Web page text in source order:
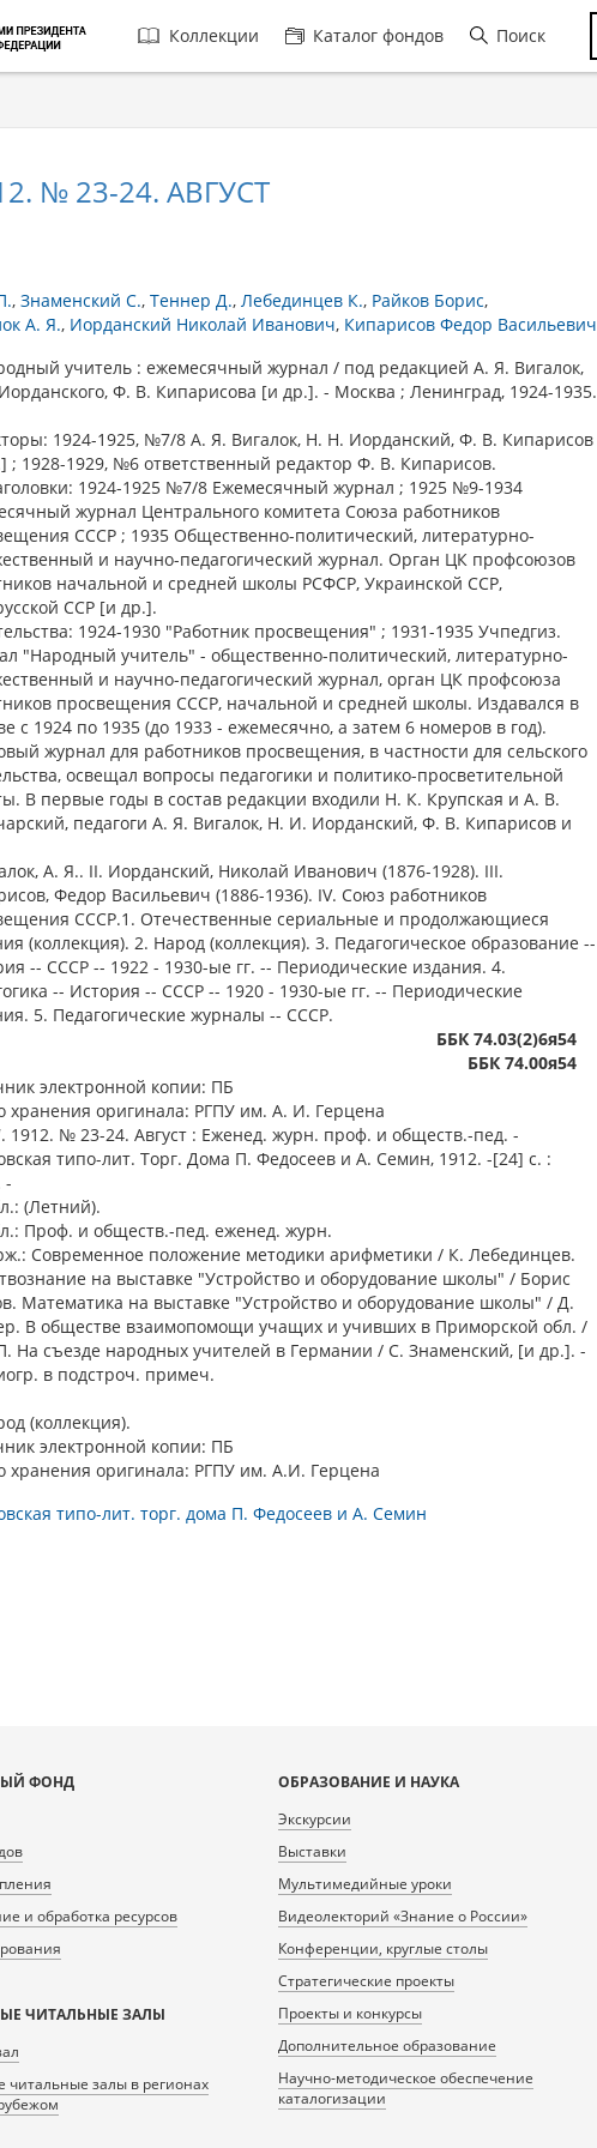
Главная
навигация
Коллекции Каталог фондов Поиск
№ 23-24. АВГУСТ
Знаменский С. Теннер Д. Лебединцев К. Райков Борис
А. Я. Иорданский Николай Иванович Кипарисов Федор Васильевич
учитель : ежемесячный журнал / под редакцией А. Я. Вигалок,
Ф. В. Кипарисова [и др.]. - Москва ; Ленинград, 1924-1935.
1924-1925, №7/8 А. Я. Вигалок, Н. Н. Иорданский, Ф. В. Кипарисов
; 1928-1929, №6 ответственный редактор Ф. В. Кипарисов.
1924-1925 №7/8 Ежемесячный журнал ; 1925 №9-1934
журнал Центрального комитета Союза работников
СССР ; 1935 Общественно-политический, литературно-
и научно-педагогический журнал. Орган ЦК профсоюзов
начальной и средней школы РСФСР, Украинской ССР,
ССР [и др.].
1924-1930 "Работник просвещения" ; 1931-1935 Учпедгиз.
"Народный учитель" - общественно-политический, литературно-
и научно-педагогический журнал, орган ЦК профсоюза
просвещения СССР, начальной и средней школы. Издавался в
с 1924 по 1935 (до 1933 - ежемесячно, а затем 6 номеров в год).
журнал для работников просвещения, в частности для сельского
освещал вопросы педагогики и политико-просветительной
В первые годы в состав редакции входили Н. К. Крупская и А. В.
педагоги А. Я. Вигалок, Н. И. Иорданский, Ф. В. Кипарисов и
А. Я.. II. Иорданский, Николай Иванович (1876-1928). III.
Федор Васильевич (1886-1936). IV. Союз работников
СССР.1. Отечественные сериальные и продолжающиеся
(коллекция). 2. Народ (коллекция). 3. Педагогическое образование --
-- СССР -- 1922 - 1930-ые гг. -- Периодические издания. 4.
-- История -- СССР -- 1920 - 1930-ые гг. -- Периодические
5. Педагогические журналы -- СССР.
ББК 74.03(2)6я54
ББК 74.00я54
электронной копии: ПБ
хранения оригинала: РГПУ им. А. И. Герцена
1912. № 23-24. Август : Еженед. журн. проф. и обществ.-пед. -
типо-лит. Торг. Дома П. Федосеев и А. Семин, 1912. -[24] с. :
-
(Летний).
Проф. и обществ.-пед. еженед. журн.
Современное положение методики арифметики / К. Лебединцев.
на выставке "Устройство и оборудование школы" / Борис
Математика на выставке "Устройство и оборудование школы" / Д.
В обществе взаимопомощи учащих и учивших в Приморской обл. /
На съезде народных учителей в Германии / С. Знаменский, [и др.]. -
в подстроч. примеч.
(коллекция).
электронной копии: ПБ
хранения оригинала: РГПУ им. А.И. Герцена
типо-лит. торг. дома П. Федосеев и А. Семин
ФОНД
и обработка ресурсов
ЧИТАЛЬНЫЕ ЗАЛЫ
читальные залы в регионах
ОБРАЗОВАНИЕ И НАУКА
Экскурсии
Выставки
Мультимедийные уроки
Видеолекторий «Знание о России»
Конференции, круглые столы
Стратегические проекты
Проекты и конкурсы
Дополнительное образование
Научно-методическое обеспечение
каталогизации